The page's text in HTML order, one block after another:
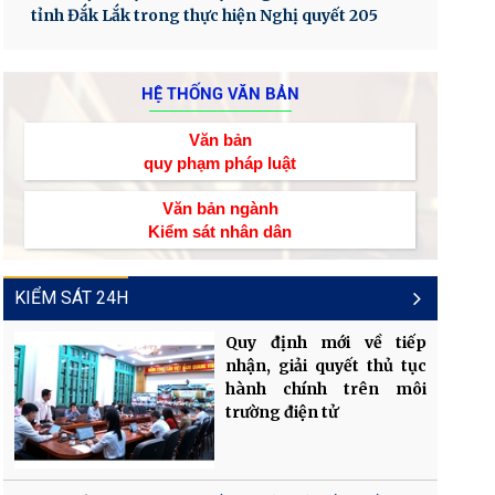
tỉnh Đắk Lắk trong thực hiện Nghị quyết 205
HỆ THỐNG VĂN BẢN
Văn bản
quy phạm pháp luật
Văn bản ngành
Kiểm sát nhân dân
KIỂM SÁT 24H
Quy định mới về tiếp
nhận, giải quyết thủ tục
hành chính trên môi
trường điện tử